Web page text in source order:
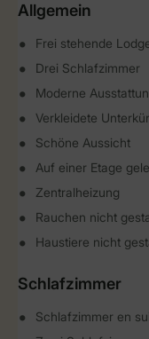
Allgemein
Frei stehende
Drei Schlafzimmer
Moderne
Verkleidete
Schöne Aussicht
Auf einer Etage
Zentralheizung
Rauchen nicht
Haustiere nicht
Schlafzimmer
Schlafzimmer en